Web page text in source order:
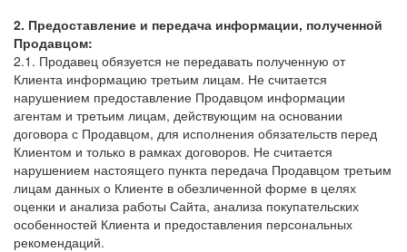
2. Предоставление и передача информации, полученной
Продавцом:
2.1. Продавец обязуется не передавать полученную от
Клиента информацию третьим лицам. Не считается
нарушением предоставление Продавцом информации
агентам и третьим лицам, действующим на основании
договора с Продавцом, для исполнения обязательств перед
Клиентом и только в рамках договоров. Не считается
нарушением настоящего пункта передача Продавцом третьим
лицам данных о Клиенте в обезличенной форме в целях
оценки и анализа работы Сайта, анализа покупательских
особенностей Клиента и предоставления персональных
рекомендаций.